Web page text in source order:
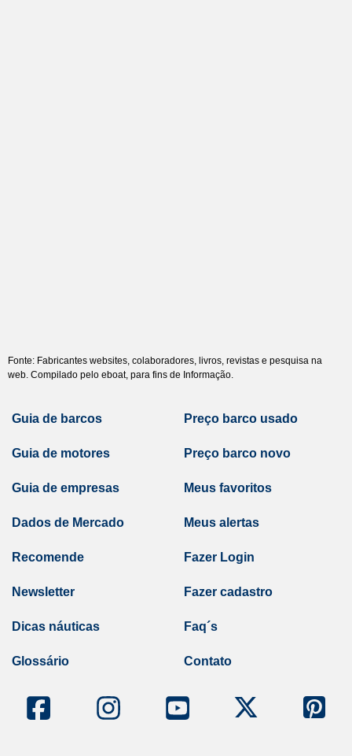
Fonte: Fabricantes websites, colaboradores, livros, revistas e pesquisa na
web. Compilado pelo eboat, para fins de Informação.
Guia de barcos
Guia de motores
Guia de empresas
Dados de Mercado
Preço barco usado
Preço barco novo
Meus favoritos
Meus alertas
Recomende
Newsletter
Dicas náuticas
Glossário
Fazer Login
Fazer cadastro
Faq´s
Contato